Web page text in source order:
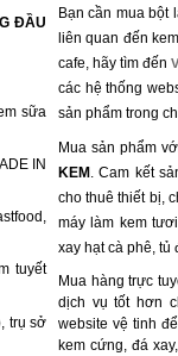
ĐẦU
sữa
IN
tuyết
trụ sở
Bạn cần mua bột
liên quan đến
cafe, hãy tìm đến
các hệ thống
sản phẩm trong
Mua sản phẩm
KEM . Cam kết
cho thuê thiết bị,
máy làm kem
xay hạt cà phê, tủ
Mua hàng trực
dịch vụ tốt hơn
website vệ tinh
kem cứng, đá